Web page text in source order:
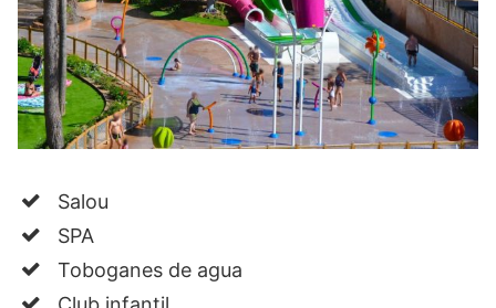
Salou
SPA
Toboganes de agua